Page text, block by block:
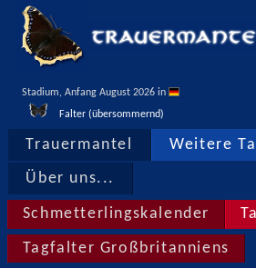
Stadium, Anfang August 2026 in
Falter (übersommernd)
Trauermantel Weitere
Über uns...
Schmetterlingskalender
Tagfalter Großbritanniens